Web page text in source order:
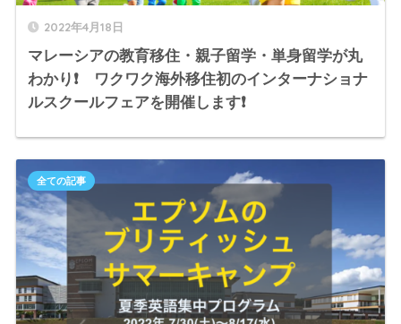
2022年4月18日
マレーシアの教育移住・親子留学・単身留学が丸
わかり❗️ ワクワク海外移住初のインターナショナ
ルスクールフェアを開催します❗️
全ての記事